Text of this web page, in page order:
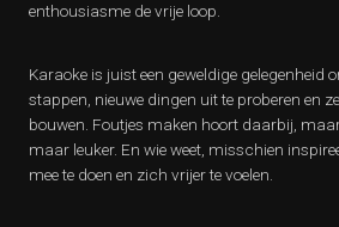
enthousiasme de vrije loop.
Karaoke is juist een geweldige gelegenheid
stappen, nieuwe dingen uit te proberen en
bouwen. Foutjes maken hoort daarbij,
maar leuker. En wie weet, misschien
mee te doen en zich vrijer te voelen.